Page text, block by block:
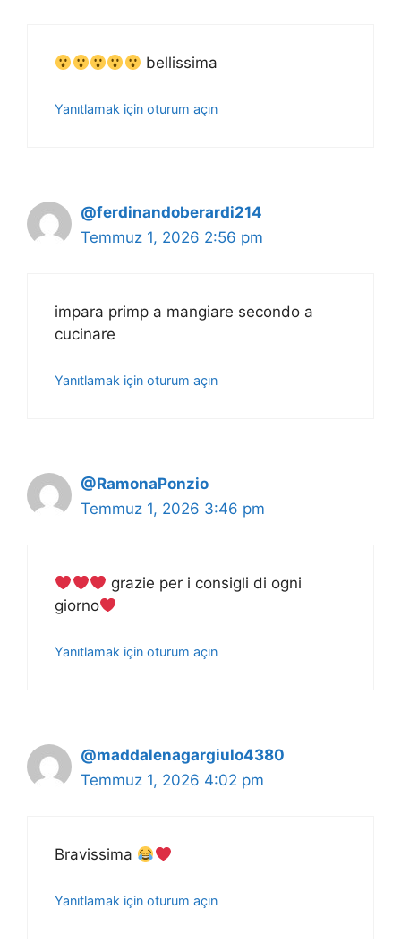
bellissima
Yanıtlamak için oturum açın
@ferdinandoberardi214
Temmuz 1, 2026 2:56 pm
impara primp a mangiare secondo a
cucinare
Yanıtlamak için oturum açın
@RamonaPonzio
Temmuz 1, 2026 3:46 pm
grazie per i consigli di ogni
giorno
Yanıtlamak için oturum açın
@maddalenagargiulo4380
Temmuz 1, 2026 4:02 pm
Bravissima
Yanıtlamak için oturum açın